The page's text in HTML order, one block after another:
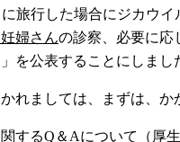
に旅行した場合にジカウ
婦さんの診察、必要に応
を公表することにしまし
れましては、まずは、か
するQ＆Aについて（厚生